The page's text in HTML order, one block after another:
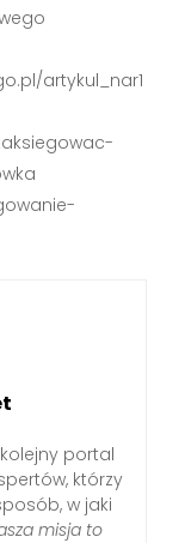
artykul_nar1
portal
którzy
w jaki
misja to